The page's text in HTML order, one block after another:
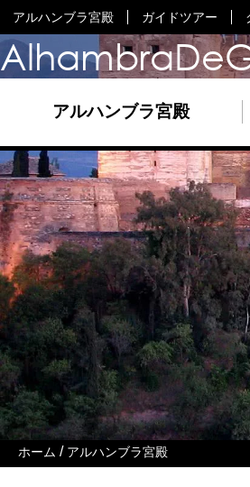
アルハンブラ宮殿 ガイドツアー
アルハンブラ宮殿
ホーム / アルハンブラ宮殿